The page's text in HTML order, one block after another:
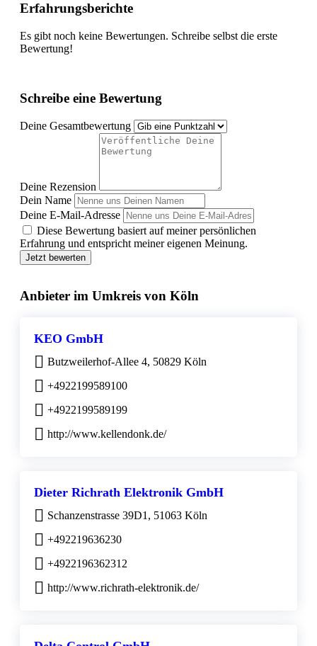
Erfahrungsberichte
Es gibt noch keine Bewertungen. Schreibe selbst die erste
Bewertung!
Schreibe eine Bewertung
Deine Gesamtbewertung
Deine Rezension
Dein Name
Deine E-Mail-Adresse
Diese Bewertung basiert auf meiner persönlichen
Erfahrung und entspricht meiner eigenen Meinung.
Jetzt bewerten
Anbieter im Umkreis von Köln
KEO GmbH
Butzweilerhof-Allee 4, 50829 Köln
+4922199589100
+4922199589199
http://www.kellendonk.de/
Dieter Richrath Elektronik GmbH
Schanzenstrasse 39D1, 51063 Köln
+492219636230
+4922196362312
http://www.richrath-elektronik.de/